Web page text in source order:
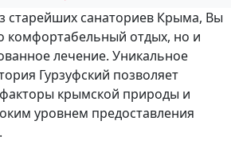
старейших санаториев Крыма, Вы
комфортабельный отдых, но и
лечение. Уникальное
Гурзуфский позволяет
крымской природы и
уровнем предоставления